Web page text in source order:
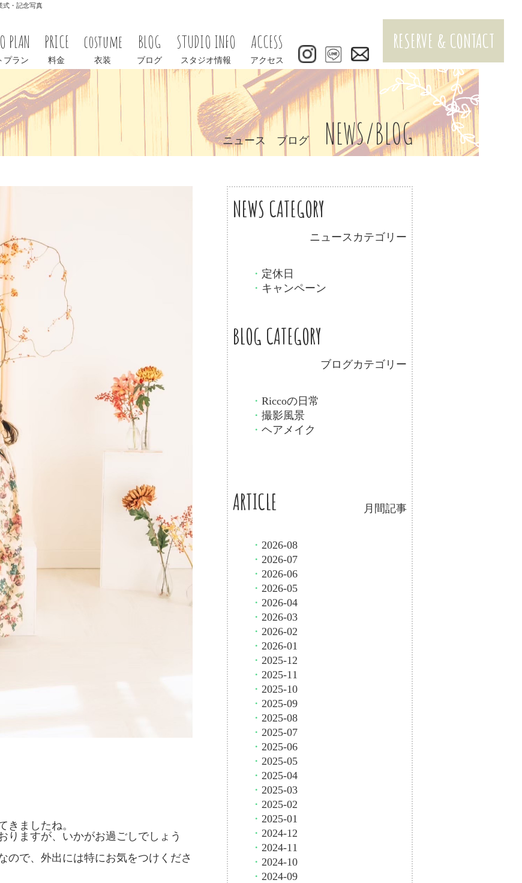
式・記念写真
PLAN
プラン
PRICE
料金
costume
衣装
BLOG
ブログ
STUDIO INFO
スタジオ情報
ACCESS
アクセス
RESERVE & CONTACT
ニュース ブログ NEWS/BLOG
きましたね。
りますが、いかがお過ごしでしょう
ので、外出には特にお気をつけくださ
NEWS CATEGORY
ニュースカテゴリー
・ 定休日
・ キャンペーン
BLOG CATEGORY
ブログカテゴリー
・ Riccoの日常
・ 撮影風景
・ ヘアメイク
ARTICLE 月間記事
・ 2026-08
・ 2026-07
・ 2026-06
・ 2026-05
・ 2026-04
・ 2026-03
・ 2026-02
・ 2026-01
・ 2025-12
・ 2025-11
・ 2025-10
・ 2025-09
・ 2025-08
・ 2025-07
・ 2025-06
・ 2025-05
・ 2025-04
・ 2025-03
・ 2025-02
・ 2025-01
・ 2024-12
・ 2024-11
・ 2024-10
・ 2024-09